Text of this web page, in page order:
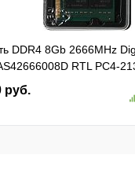
DDR4 8Gb 2666MHz
RTL PC4-
260-pin 1.2В dual
руб.